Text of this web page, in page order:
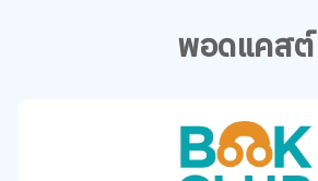
พอดแคสต์